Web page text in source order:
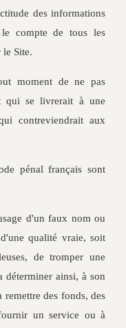
des informations
compte de tous les
le Site.
moment de ne pas
qui se livrerait à une
contreviendrait aux
pénal français sont
d'un faux nom ou
qualité vraie, soit
de tromper une
déterminer ainsi, à son
des fonds, des
un service ou à